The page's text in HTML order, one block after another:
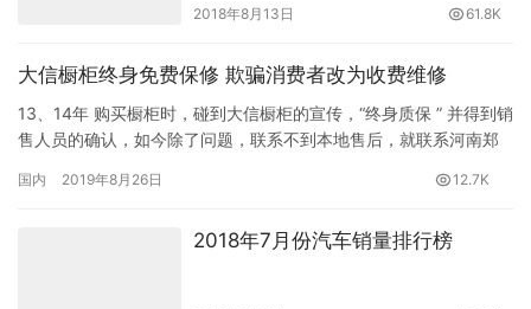
2018年8月13日 61.8K
大信橱柜终身免费保修 欺骗消费者改为收费维修
13、14年 购买橱柜时，碰到大信橱柜的宣传，“终身质保 ” 并得到销
售人员的确认，如今除了问题，联系不到本地售后，就联系河南郑
国内 2019年8月26日 12.7K
2018年7月份汽车销量排行榜